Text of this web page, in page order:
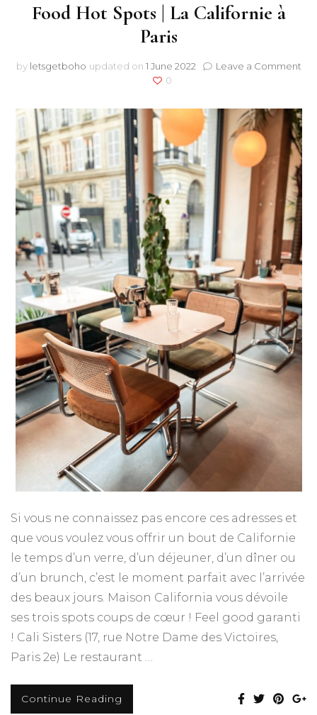
Food Hot Spots | La Californie à
Paris
by letsgetboho updated on 1 June 2022 Leave a Commenton
|
La
à
0
Si vous ne connaissez pas encore ces adresses et
que vous voulez vous offrir un bout de Californie
le temps d’un verre, d’un déjeuner, d’un dîner ou
d’un brunch, c’est le moment parfait avec l’arrivée
des beaux jours. Maison California vous dévoile
ses trois spots coups de cœur ! Feel good garanti
! Cali Sisters (17, rue Notre Dame des Victoires,
Paris 2e) Le restaurant …
Continue Reading